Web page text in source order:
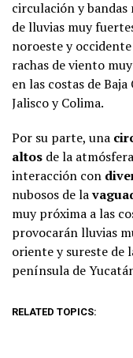
circulación y
de lluvias muy
noroeste y
rachas de viento
en las costas de
Jalisco y Colima.
Por su parte, una
altos de la
interacción con
nubosos de la
muy próxima a las
provocarán lluvias
oriente y sureste de
península de
RELATED TOPICS: